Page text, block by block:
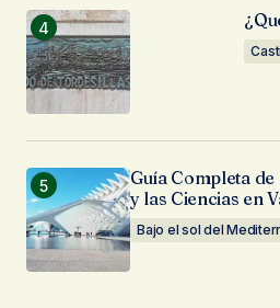
Guía Completa
y las Ciencias en
Bajo el sol del